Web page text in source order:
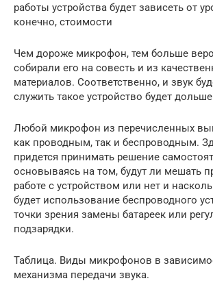
работы устройства будет зависеть от
конечно, стоимости
Чем дороже микрофон, тем больше
собирали его на совесть и из
материалов. Соответственно, и звук
служить такое устройство будет
Любой микрофон из перечисленных
как проводным, так и беспроводным.
придется принимать решение
основываясь на том, будут ли мешать
работе с устройством или нет и
будет использование беспроводного
точки зрения замены батареек или
подзарядки.
Таблица. Виды микрофонов в
механизма передачи звука.